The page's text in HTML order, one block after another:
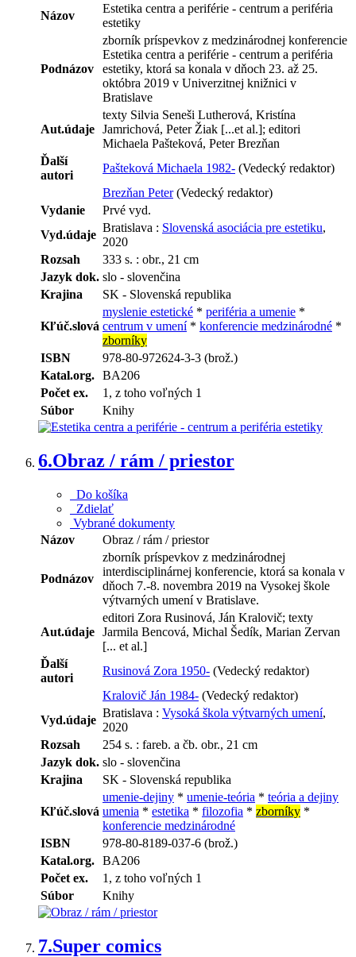
Názov
Estetika centra a periférie - centrum a periféria
estetiky
Podnázov
zborník príspevkov z medzinárodnej konferencie
Estetika centra a periférie - centrum a periféria
estetiky, ktorá sa konala v dňoch 23. až 25.
októbra 2019 v Univerzitnej knižnici v
Bratislave
Aut.údaje
texty Silvia Seneši Lutherová, Kristína
Jamrichová, Peter Žiak [...et al.]; editori
Michaela Pašteková, Peter Brezňan
Ďalší
autori
Pašteková Michaela 1982- (Vedecký redaktor)
Brezňan Peter(Vedecký redaktor)
Vydanie
Prvé vyd.
Vyd.údaje
Bratislava : Slovenská asociácia pre estetiku,
2020
Rozsah
333 s. : obr., 21 cm
Jazyk dok. slo - slovenčina
Krajina
SK - Slovenská republika
Kľúč.slová
myslenie estetické * periféria a umenie *
centrum v umení* konferencie medzinárodné *
zborníky
ISBN
978-80-972624-3-3 (brož.)
Katal.org. BA206
Počet ex.
1, z toho voľných 1
Súbor
Knihy
6.Obraz / rám / priestor
Do košíka
Zdielať
Vybrané dokumenty
Názov
Obraz / rám / priestor
Podnázov
zborník príspevkov z medzinárodnej
interdisciplinárnej konferencie, ktorá sa konala v
dňoch 7.-8. novembra 2019 na Vysokej škole
výtvarných umení v Bratislave.
Aut.údaje
editori Zora Rusinová, Ján Kralovič; texty
Jarmila Bencová, Michal Šedík, Marian Zervan
[... et al.]
Ďalší
autori
Rusinová Zora 1950- (Vedecký redaktor)
Kralovič Ján 1984- (Vedecký redaktor)
Vyd.údaje
Bratislava : Vysoká škola výtvarných umení,
2020
Rozsah
254 s. : fareb. a čb. obr., 21 cm
Jazyk dok. slo - slovenčina
Krajina
SK - Slovenská republika
Kľúč.slová
umenie-dejiny * umenie-teória * teória a dejiny
umenia * estetika * filozofia * zborníky *
konferencie medzinárodné
ISBN
978-80-8189-037-6 (brož.)
Katal.org. BA206
Počet ex.
1, z toho voľných 1
Súbor
Knihy
7.Super comics